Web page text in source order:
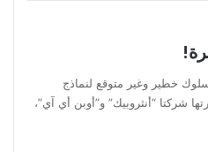
خطير وغير متوقع لنماذج
شركتا “أنثروبيك” و”أوبن أي آي”،